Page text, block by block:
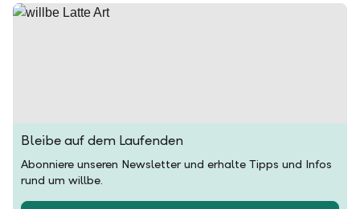
Bleibe auf dem Laufenden
Abonniere unseren Newsletter und erhalte Tipps und Infos
rund um willbe.